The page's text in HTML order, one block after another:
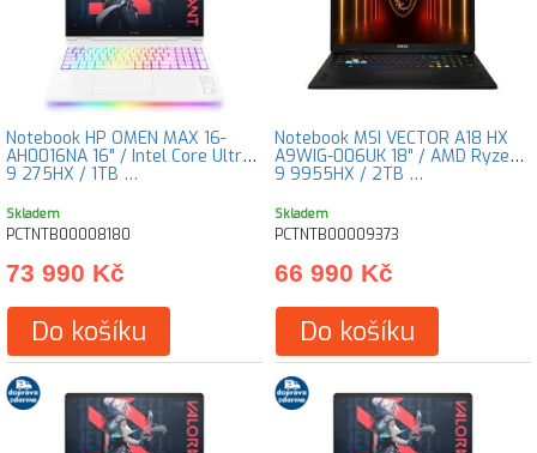
Notebook HP OMEN MAX 16-
AH0016NA 16" / Intel Core Ultra
9 275HX / 1TB …
Skladem
PCTNTB00008180
73 990 Kč
Do košíku
Notebook MSI VECTOR A18 HX
A9WIG-006UK 18" / AMD Ryzen
9 9955HX / 2TB …
Skladem
PCTNTB00009373
66 990 Kč
Do košíku